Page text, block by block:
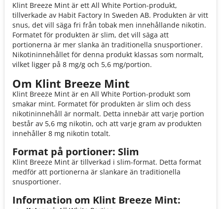
Klint Breeze Mint är ett All White Portion-produkt,
tillverkade av Habit Factory In Sweden AB. Produkten är vitt
snus, det vill säga fri från tobak men innehållande nikotin.
Formatet för produkten är slim, det vill säga att
portionerna är mer slanka än traditionella snusportioner.
Nikotininnehållet för denna produkt klassas som normalt,
vilket ligger på 8 mg/g och 5,6 mg/portion.
Om Klint Breeze Mint
Klint Breeze Mint är en All White Portion-produkt som
smakar mint. Formatet för produkten är slim och dess
nikotininnehåll är normalt. Detta innebär att varje portion
består av 5,6 mg nikotin, och att varje gram av produkten
innehåller 8 mg nikotin totalt.
Format på portioner: Slim
Klint Breeze Mint är tillverkad i slim-format. Detta format
medför att portionerna är slankare än traditionella
snusportioner.
Information om Klint Breeze Mint: